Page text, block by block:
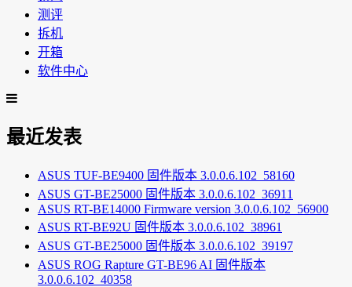
测评
拆机
开箱
软件中心
最近发表
ASUS TUF-BE9400 固件版本 3.0.0.6.102_58160
ASUS GT-BE25000 固件版本 3.0.0.6.102_36911
ASUS RT-BE14000 Firmware version 3.0.0.6.102_56900
ASUS RT-BE92U 固件版本 3.0.0.6.102_38961
ASUS GT-BE25000 固件版本 3.0.0.6.102_39197
ASUS ROG Rapture GT-BE96 AI 固件版本
3.0.0.6.102_40358